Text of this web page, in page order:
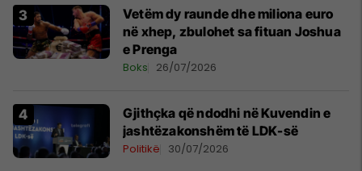
Vetëm dy raunde dhe miliona euro
në xhep, zbulohet sa fituan Joshua
e Prenga
Boks 26/07/2026
Gjithçka që ndodhi në Kuvendin e
jashtëzakonshëm të LDK-së
Politikë 30/07/2026